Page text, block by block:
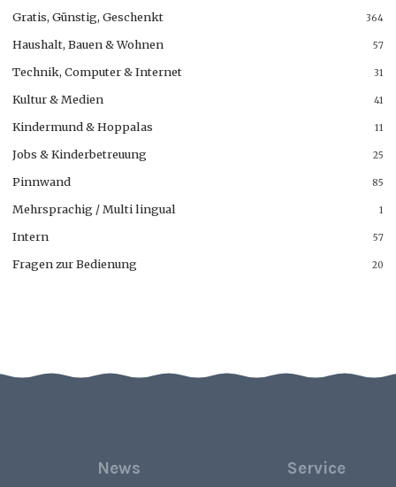
364
Gratis, Günstig, Geschenkt
57
Haushalt, Bauen & Wohnen
31
Technik, Computer & Internet
41
Kultur & Medien
11
Kindermund & Hoppalas
25
Jobs & Kinderbetreuung
85
Pinnwand
1
Mehrsprachig / Multi lingual
57
Intern
20
Fragen zur Bedienung
News Service